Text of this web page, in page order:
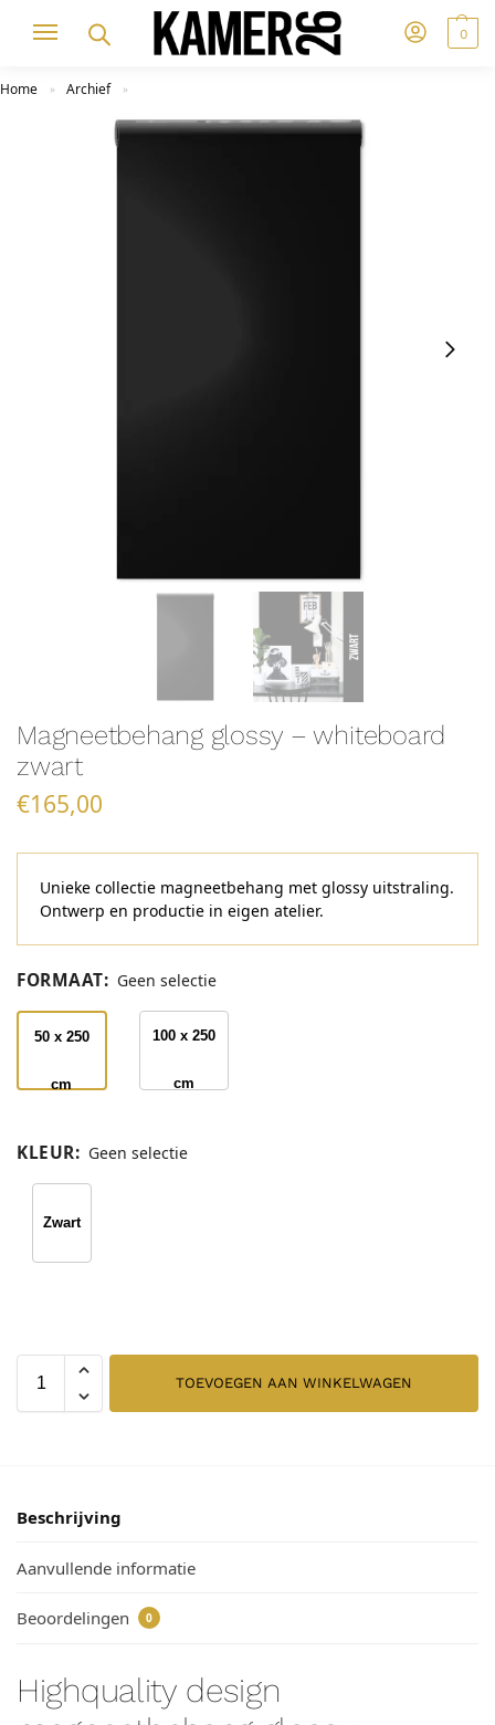
0
Home » Archief »
Magneetbehang glossy – whiteboard
zwart
€165,00
Unieke collectie magneetbehang met glossy uitstraling.
Ontwerp en productie in eigen atelier.
FORMAAT: Geen selectie
50 x 250
cm
100 x 250
cm
KLEUR: Geen selectie
Zwart
TOEVOEGEN AAN WINKELWAGEN
Beschrijving
Aanvullende informatie
Beoordelingen 0
Highquality design